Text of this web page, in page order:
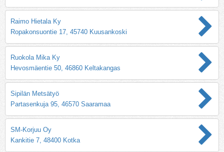
Raimo Hietala Ky
Ropakonsuontie 17, 45740 Kuusankoski
Ruokola Mika Ky
Hevosmäentie 50, 46860 Keltakangas
Sipilän Metsätyö
Partasenkuja 95, 46570 Saaramaa
SM-Korjuu Oy
Kankitie 7, 48400 Kotka